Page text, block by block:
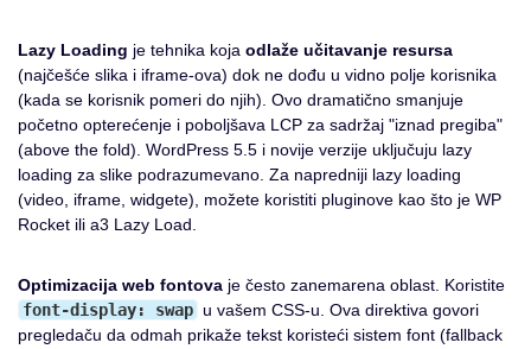
Lazy Loading je tehnika koja odlaže učitavanje resursa
(najčešće slika i iframe-ova) dok ne dođu u vidno polje korisnika
(kada se korisnik pomeri do njih). Ovo dramatično smanjuje
početno opterećenje i poboljšava LCP za sadržaj "iznad pregiba"
(above the fold). WordPress 5.5 i novije verzije uključuju lazy
loading za slike podrazumevano. Za napredniji lazy loading
(video, iframe, widgete), možete koristiti pluginove kao što je WP
Rocket ili a3 Lazy Load.
Optimizacija web fontova je često zanemarena oblast. Koristite
font-display: swap u vašem CSS-u. Ova direktiva govori
pregledaču da odmah prikaže tekst koristeći sistem font (fallback